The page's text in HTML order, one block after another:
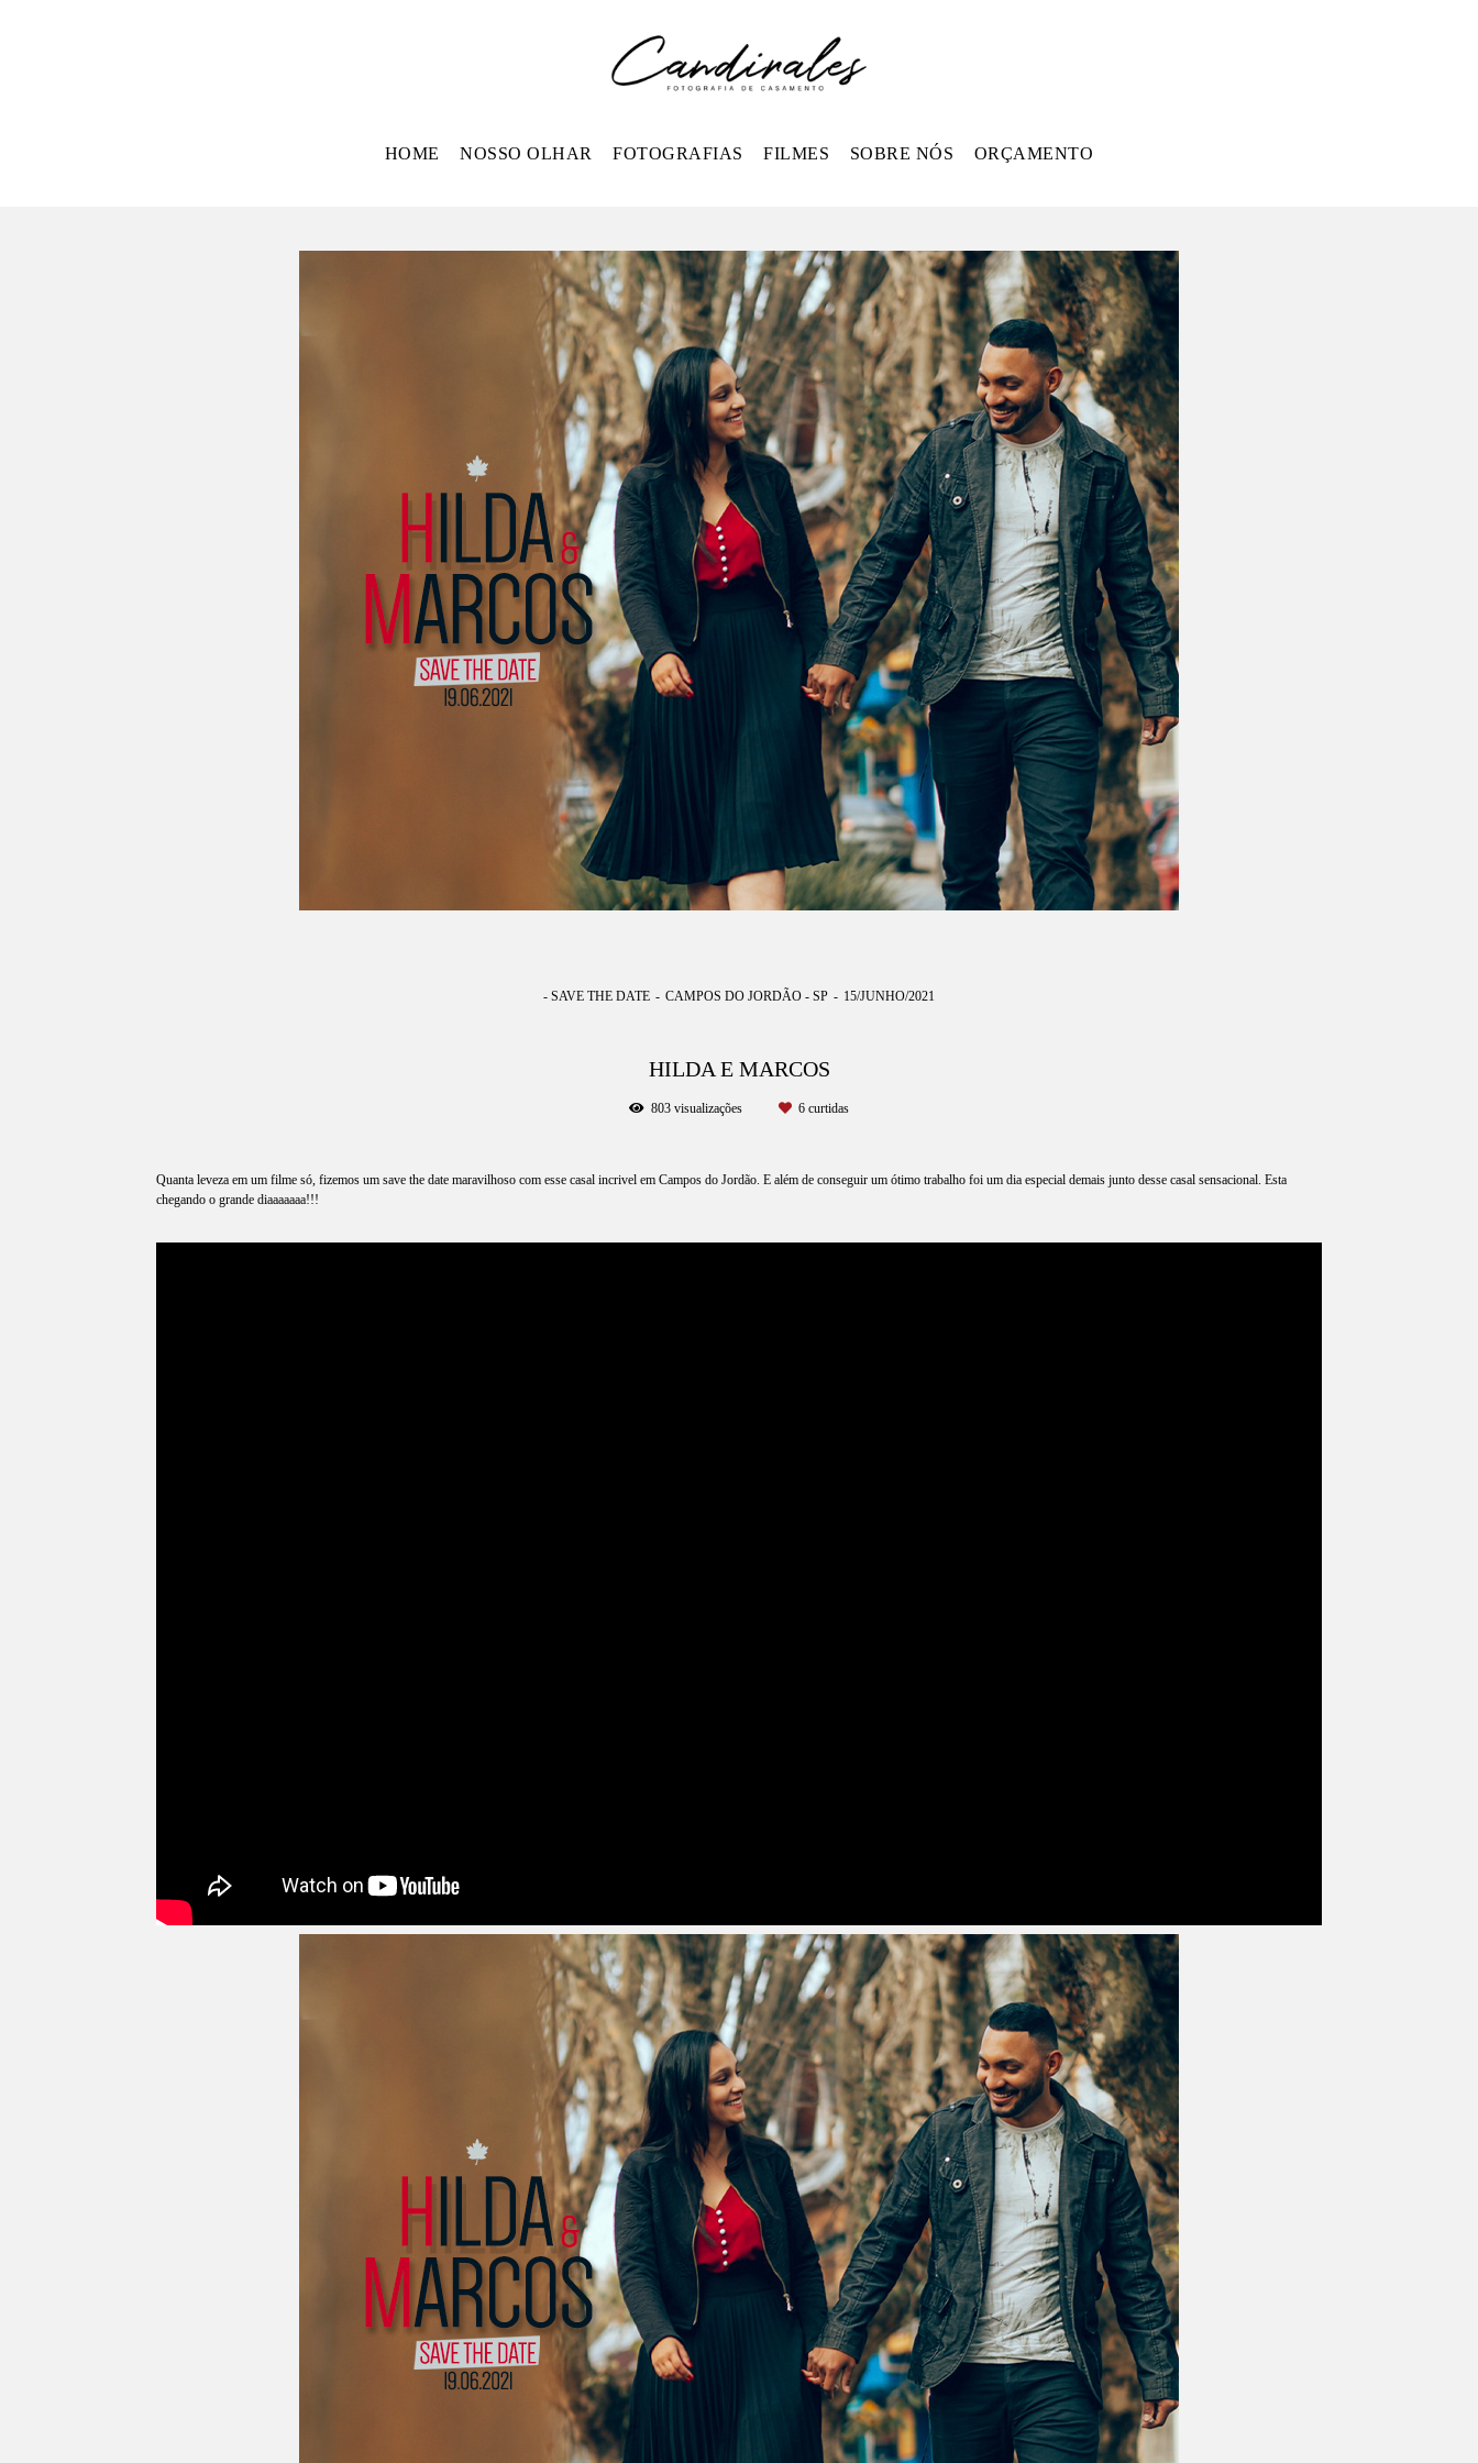
HOME NOSSO OLHAR FOTOGRAFIAS FILMES SOBRE NÓS ORÇAMENTO
- SAVE THE DATE CAMPOS DO JORDÃO - SP 15/JUNHO/2021
HILDA E MARCOS
803 visualizações 6 curtidas
Quanta leveza em um filme só, fizemos um save the date maravilhoso com esse casal incrivel em Campos do Jordão. E além de conseguir um ótimo trabalho foi um dia especial demais junto desse casal sensacional. Esta
chegando o grande diaaaaaaa!!!